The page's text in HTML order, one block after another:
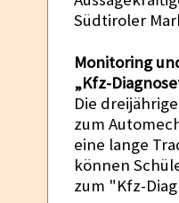
Südtiroler
Monitoring
„Kfz-
Die
zum
eine lange
können
zum "Kfz-